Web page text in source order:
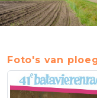
Foto's van